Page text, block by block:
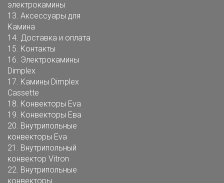
электрокамины
13. Аксессуары для
Камина
14. Доставка и оплата
15. Контакты
16. Электрокамины
Dimplex
17. Камины Dimplex
Cassette
18. Конвекторы Eva
19. Конвекторы Ева
20. Внутрипольные
конвекторы Eva
21. Внутрипольный
конвектор Vitron
22. Внутрипольные
конвекторы